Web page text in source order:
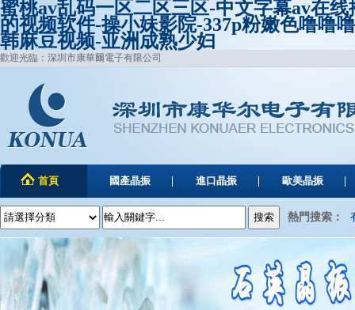
蜜桃av乱码一区二区三区-中文字幕av在
的视频软件-操小妹影院-337p粉嫩色噜噜
韩麻豆视频-亚洲成熟少妇
歡迎光臨：深圳市康華爾電子有限公司
首頁 國產晶振 進口晶振 歐美晶振
熱門搜索：